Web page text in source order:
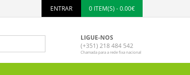
ENTRAR 0 ITEM(S) - 0.00€
LIGUE-NOS
(+351) 218 484 542
Chamada para a rede fixa nacional